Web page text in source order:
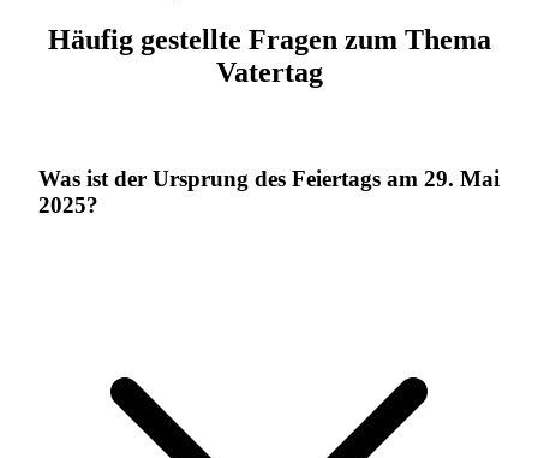
Häufig gestellte Fragen zum Thema
Vatertag
Was ist der Ursprung des Feiertags am 29. Mai
2025?